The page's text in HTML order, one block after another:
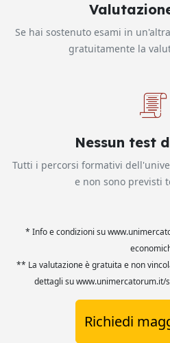
Se hai sostenuto esami in
gratuitamente la
Nessun test
Tutti i percorsi formativi
e non sono previsti
* Info e condizioni su
** La valutazione è gratuita e non
dettagli su
Richiedi